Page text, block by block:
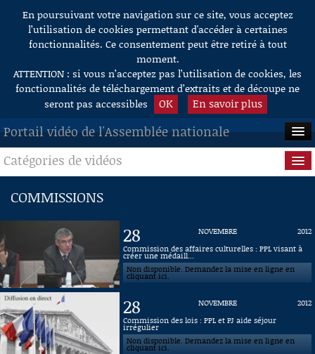
Aller au contenu
En poursuivant votre navigation sur ce site, vous acceptez
l’utilisation de cookies permettant d'accéder à certaines
fonctionnalités. Ce consentement peut être retiré à tout
moment.
ATTENTION : si vous n’acceptez pas l’utilisation de cookies, les
fonctionnalités de téléchargement d’extraits et de découpe ne
seront pas accessibles
OK En savoir plus
Portail vidéo de l'Assemblée nationale
ACCUEIL
EN DIRECT
À LA DEMANDE
RECHERCHE
AIDE À LA DÉCOUPE
DE VIDÉOS
Catégories de vidéos
Questions au Gouvernement
Commissions
Présidence
Évènements
Connaissance, Histoire
COMMISSIONS
28 NOVEMBRE
2012
Commission des affaires culturelles : PPL visant à
créer une médaill...
Non disponible. Demandez la mise en ligne en
cliquant ici.
28 NOVEMBRE
2012
Commission des lois : PPL et PJ aide séjour
irrégulier
Non disponible. Demandez la mise en ligne en
cliquant ici.